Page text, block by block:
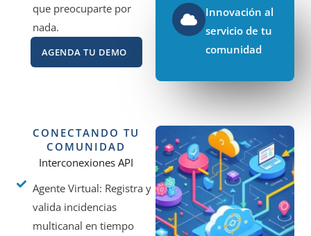
Innovación al
servicio de tu
comunidad
que preocuparte por
nada.
AGENDA TU DEMO
CONECTANDO TU
COMUNIDAD
Interconexiones API
Agente Virtual: Registra y
valida incidencias
multicanal en tiempo